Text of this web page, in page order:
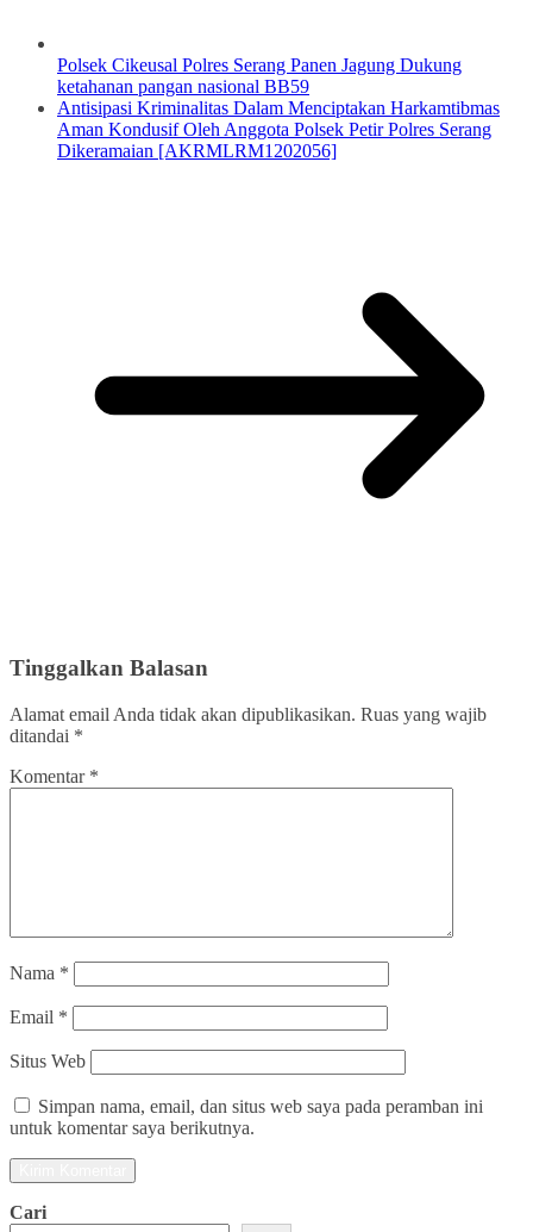
Polsek Cikeusal Polres Serang Panen Jagung Dukung
ketahanan pangan nasional BB59
Antisipasi Kriminalitas Dalam Menciptakan Harkamtibmas
Aman Kondusif Oleh Anggota Polsek Petir Polres Serang
Dikeramaian [AKRMLRM1202056]
Tinggalkan Balasan
Alamat email Anda tidak akan dipublikasikan. Ruas yang wajib
ditandai *
Komentar *
Nama *
Email *
Situs Web
Simpan nama, email, dan situs web saya pada peramban ini
untuk komentar saya berikutnya.
Cari